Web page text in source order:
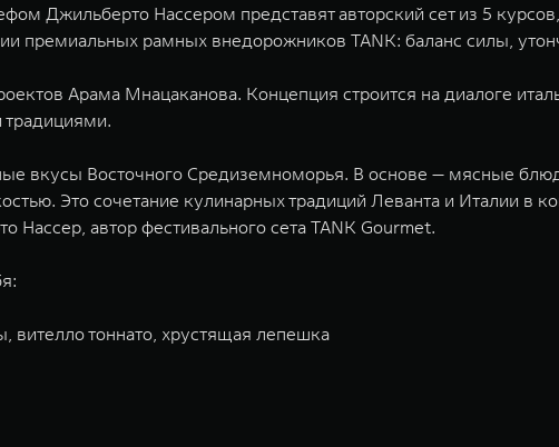
Джильберто Нассером представят авторский сет из 5
премиальных рамных внедорожников TANK: баланс силы,
Арама Мнацаканова. Концепция строится на диалоге
традициями.
вкусы Восточного Средиземноморья. В основе — мясные
Это сочетание кулинарных традиций Леванта и Италии в
автор фестивального сета TANK Gourmet.
вителло тоннато, хрустящая лепешка